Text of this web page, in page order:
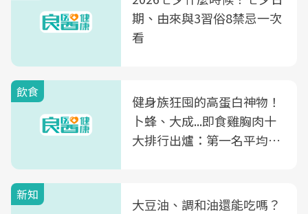
期、由來與3習俗8禁忌一次
看
飲食
健身族狂囤的高蛋白神物！
卜蜂、大成...即食雞胸肉十
大排行出爐：第一名平均一
新知
大豆油、調和油還能吃嗎？